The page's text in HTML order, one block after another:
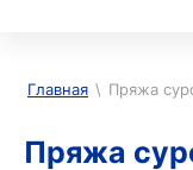
Главная \ Пряжа
Пряжа